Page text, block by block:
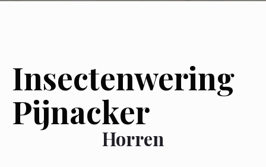
Insectenwering
Pijnacker
Horren